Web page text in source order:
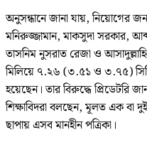
অনুসন্ধানে জানা যায়, নিয়োগের
মনিরুজ্জামান, মাকসুদা সরকার,
তাসনিম নুসরাত রেজা ও
মিলিয়ে ৭.২৬ (৩.৫১ ও ৩.৭৫)
হয়েছেন। তার বিরুদ্ধে প্রিডেটরি
শিক্ষাবিদরা বলছেন, মূলত এক বা
ছাপায় এসব মানহীন পত্রিকা।